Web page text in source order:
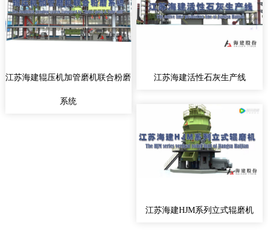
江苏海建辊压机加管磨机联合粉磨
系统
江苏海建活性石灰生产线
江苏海建HJM系列立式辊磨机